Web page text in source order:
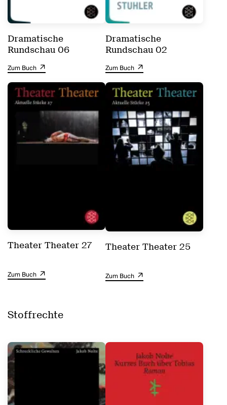
Dramatische
Rundschau 06
Zum Buch
Dramatische
Rundschau 02
Zum Buch
Theater Theater 27
Zum Buch
Theater Theater 25
Zum Buch
Stoffrechte